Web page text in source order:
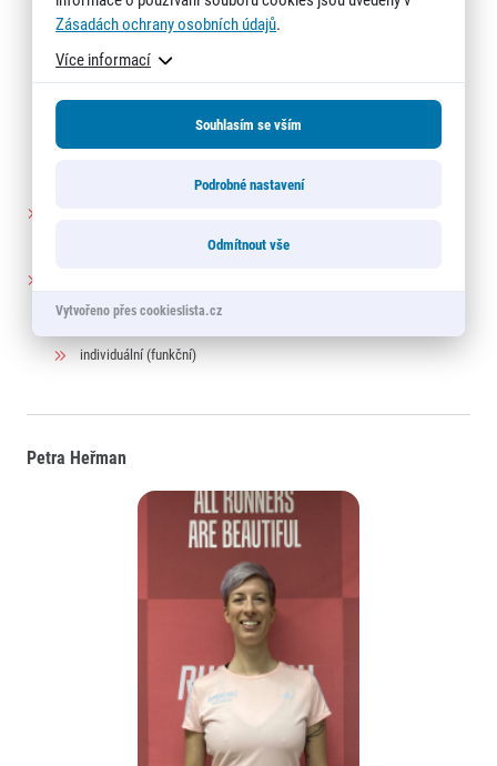
výživový specialista, v Running Mall od 2016
funkční (středa 7:00)
individuální (funkční)
Petra Heřman
Zásadách ochrany osobních údajů.
Více informací
Souhlasím se vším
Podrobné nastavení
Odmítnout vše
Vytvořeno přes cookieslista.cz